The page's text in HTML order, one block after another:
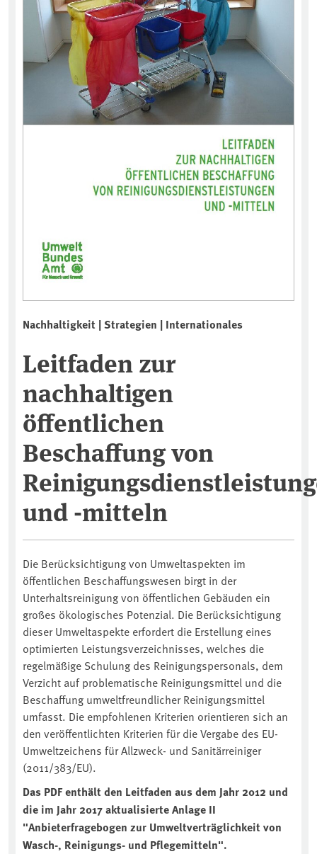
Nachhaltigkeit | Strategien | Internationales
Leitfaden zur
nachhaltigen
öffentlichen
Beschaffung von
und -mitteln
Die Berücksichtigung von Umweltaspekten im
öffentlichen Beschaffungswesen birgt in der
Unterhaltsreinigung von öffentlichen Gebäuden ein
großes ökologisches Potenzial. Die Berücksichtigung
dieser Umweltaspekte erfordert die Erstellung eines
optimierten Leistungsverzeichnisses, welches die
regelmäßige Schulung des Reinigungspersonals, dem
Verzicht auf problematische Reinigungsmittel und die
Beschaffung umweltfreundlicher Reinigungsmittel
umfasst. Die empfohlenen Kriterien orientieren sich an
den veröffentlichten Kriterien für die Vergabe des EU-
Umweltzeichens für Allzweck- und Sanitärreiniger
(2011/383/EU).
Das PDF enthält den Leitfaden aus dem Jahr 2012 und
die im Jahr 2017 aktualisierte Anlage II
"Anbieterfragebogen zur Umweltverträglichkeit von
Wasch-, Reinigungs- und Pflegemitteln".